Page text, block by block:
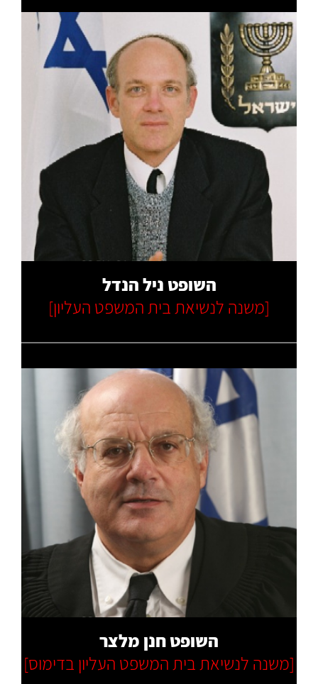
קרא עוד
השופט ניל הנדל
[משנה לנשיאת בית המשפט העליון]
קרא עוד
השופט חנן מלצר
[משנה לנשיאת בית המשפט העליון בדימוס]